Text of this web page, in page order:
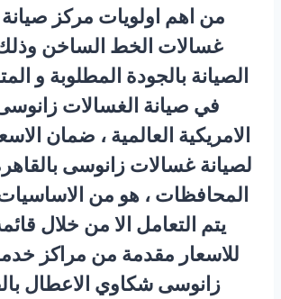
من اهم اولويات مركز
غسالات الخط الساخن
الصيانة بالجودة المطلوبة و
في صيانة الغسالات زانوسى
الامريكية العالمية ، ضمان
لصيانة غسالات زانوسى
المحافظات ، هو من الاساسيات
يتم التعامل الا من خلال
للاسعار مقدمة من مراكز
زانوسى شكاوي الاعطال